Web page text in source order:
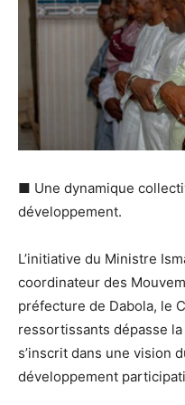
■ Une dynamique
développement.
L’initiative du Ministre
coordinateur des
préfecture de Dabola, le
ressortissants dépasse
s’inscrit dans une vision
développement